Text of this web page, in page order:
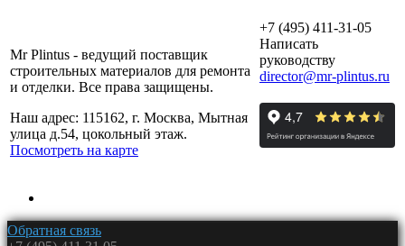
Mr Plintus - ведущий поставщик
строительных материалов для ремонта
и отделки. Все права защищены.
Наш адрес: 115162, г. Москва, Мытная
улица д.54, цокольный этаж.
Посмотреть на карте
+7 (495) 411-31-05
Написать
руководству
director@mr-plintus.ru
Обратная связь